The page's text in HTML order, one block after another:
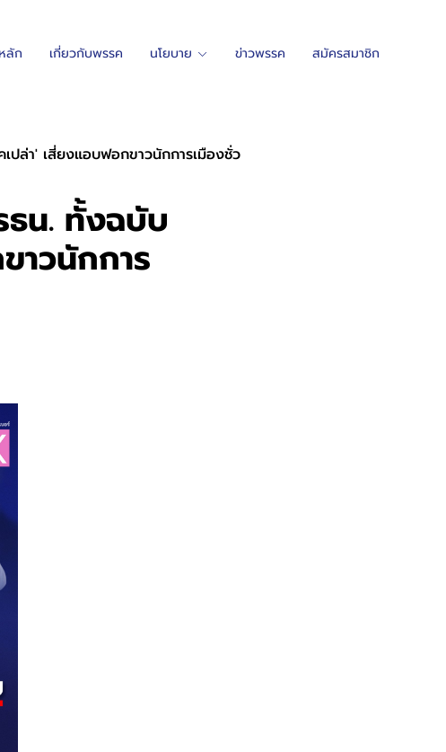
ลัก เกี่ยวกับพรรค นโยบาย ข่าวพรรค สมัครสมาชิก
ปล่า' เสี่ยงแอบฟอกขาวนักการเมืองชั่ว
น. ทั้งฉบับ
าวนักการ